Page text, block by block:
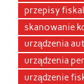
przepisy
skanowanie
urządzenia
urządzenia
urządzenie